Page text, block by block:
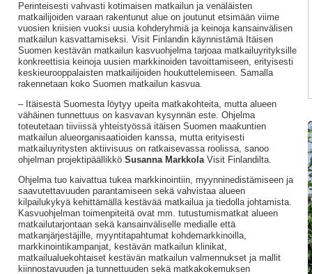
Perinteisesti vahvasti kotimaisen matkailun ja venäläisten
matkailijoiden varaan rakentunut alue on joutunut etsimään viime
vuosien kriisien vuoksi uusia kohderyhmiä ja keinoja kansainvälisen
matkailun kasvattamiseksi. Visit Finlandin käynnistämä Itäisen
Suomen kestävän matkailun kasvuohjelma tarjoaa matkailuyrityksille
konkreettisia keinoja uusien markkinoiden tavoittamiseen, erityisesti
keskieurooppalaisten matkailijoiden houkuttelemiseen. Samalla
rakennetaan koko Suomen matkailun kasvua.
– Itäisestä Suomesta löytyy upeita matkakohteita, mutta alueen
vähäinen tunnettuus on kasvavan kysynnän este. Ohjelma
toteutetaan tiiviissä yhteistyössä itäisen Suomen maakuntien
matkailun alueorganisaatioiden kanssa, mutta erityisesti
matkailuyritysten aktiivisuus on ratkaisevassa roolissa, sanoo
ohjelman projektipäällikkö Susanna MarkkolaVisit Finlandilta.
Ohjelma tuo kaivattua tukea markkinointiin, myynninedistämiseen ja
saavutettavuuden parantamiseen sekä vahvistaa alueen
kilpailukykyä kehittämällä kestävää matkailua ja tiedolla johtamista.
Kasvuohjelman toimenpiteitä ovat mm. tutustumismatkat alueen
matkailutarjontaan sekä kansainväliselle medialle että
matkanjärjestäjille, myyntitapahtumat kohdemarkkinoilla,
markkinointikampanjat, kestävän matkailun klinikat,
matkailualuekohtaiset kestävän matkailun valmennukset ja mallit
kiinnostavuuden ja tunnettuuden sekä matkakokemuksen